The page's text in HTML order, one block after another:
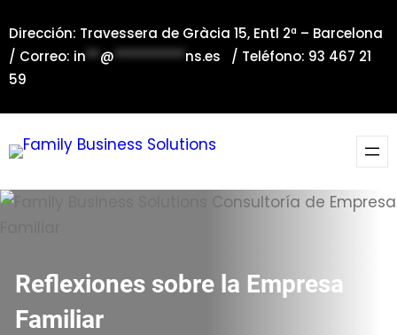
al
contenido
Dirección: Travessera de Gràcia 15, Entl 2ª – Barcelona
/ Correo: in**@**********ns.es / Teléfono: 93 467 21
59
Reflexiones sobre la Empresa
Familiar